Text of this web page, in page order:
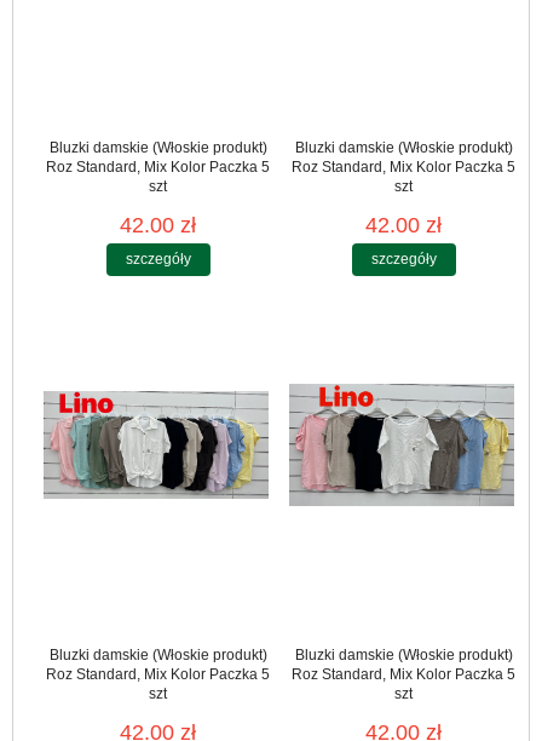
Bluzki damskie (Włoskie produkt)
Roz Standard, Mix Kolor Paczka 5
szt
42.00 zł
szczegóły
Bluzki damskie (Włoskie produkt)
Roz Standard, Mix Kolor Paczka 5
szt
42.00 zł
szczegóły
Bluzki damskie (Włoskie produkt)
Roz Standard, Mix Kolor Paczka 5
szt
42.00 zł
Bluzki damskie (Włoskie produkt)
Roz Standard, Mix Kolor Paczka 5
szt
42.00 zł